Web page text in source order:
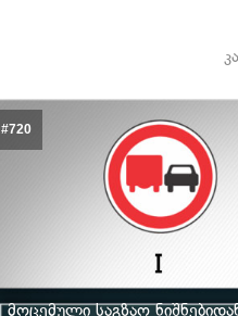
#720
მოცემული საგზაო